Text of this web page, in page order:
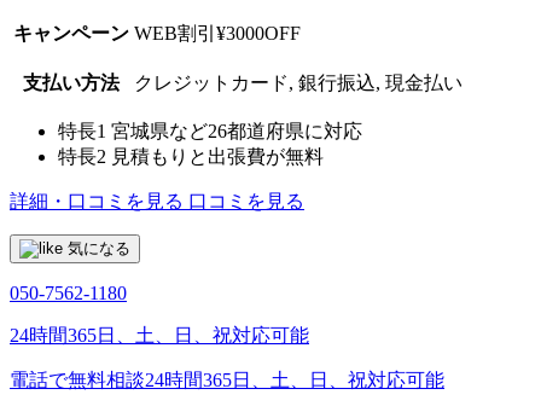
キャンペーン WEB割引¥3000OFF
支払い方法 クレジットカード, 銀行振込, 現金払い
特長1 宮城県など26都道府県に対応
特長2 見積もりと出張費が無料
詳細・口コミを見る 口コミを見る
気になる
050-7562-1180
24時間365日、土、日、祝対応可能
電話で無料相談24時間365日、土、日、祝対応可能